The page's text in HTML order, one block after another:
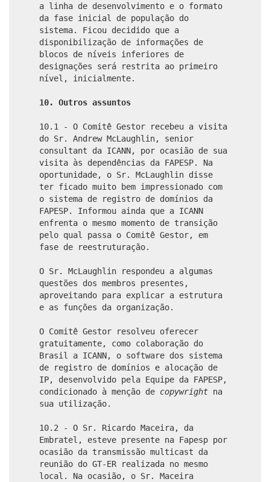
a linha de desenvolvimento e o formato
da fase inicial de população do
sistema. Ficou decidido que a
disponibilização de informações de
blocos de níveis inferiores de
designações será restrita ao primeiro
nível, inicialmente.
10. Outros assuntos
10.1 - O Comitê Gestor recebeu a visita
do Sr. Andrew McLaughlin, senior
consultant da ICANN, por ocasião de sua
visita às dependências da FAPESP. Na
oportunidade, o Sr. McLaughlin disse
ter ficado muito bem impressionado com
o sistema de registro de domínios da
FAPESP. Informou ainda que a ICANN
enfrenta o mesmo momento de transição
pelo qual passa o Comitê Gestor, em
fase de reestruturação.
O Sr. McLaughlin respondeu a algumas
questões dos membros presentes,
aproveitando para explicar a estrutura
e as funções da organização.
O Comitê Gestor resolveu oferecer
gratuitamente, como colaboração do
Brasil a ICANN, o software dos sistema
de registro de domínios e alocação de
IP, desenvolvido pela Equipe da FAPESP,
condicionado à menção de copywright na
sua utilização.
10.2 - O Sr. Ricardo Maceira, da
Embratel, esteve presente na Fapesp por
ocasião da transmissão multicast da
reunião do GT-ER realizada no mesmo
local. Na ocasião, o Sr. Maceira